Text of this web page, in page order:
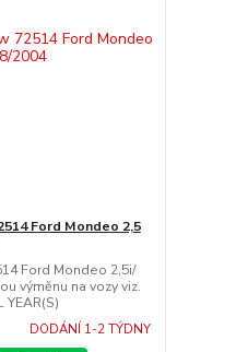
Ford Mondeo 2,5
Ford Mondeo 2,5i/
výměnu na vozy viz.
DODÁNÍ 1-2 TÝDNY